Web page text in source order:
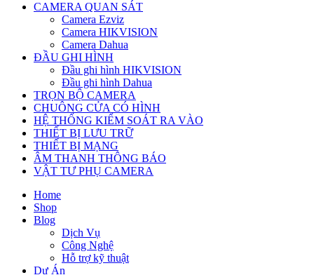
CAMERA QUAN SÁT
Camera Ezviz
Camera HIKVISION
Camera Dahua
ĐẦU GHI HÌNH
Đầu ghi hình HIKVISION
Đầu ghi hình Dahua
TRỌN BỘ CAMERA
CHUÔNG CỬA CÓ HÌNH
HỆ THỐNG KIỂM SOÁT RA VÀO
THIẾT BỊ LƯU TRỮ
THIẾT BỊ MẠNG
ÂM THANH THÔNG BÁO
VẬT TƯ PHỤ CAMERA
Home
Shop
Blog
Dịch Vụ
Công Nghệ
Hỗ trợ kỹ thuật
Dự Án